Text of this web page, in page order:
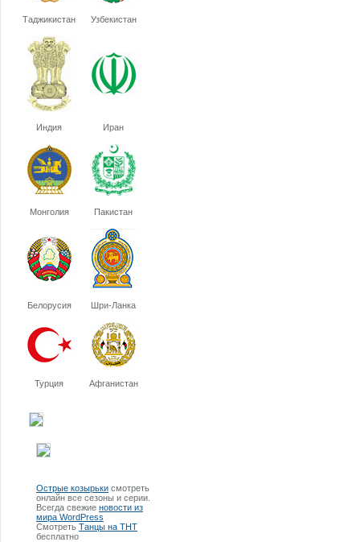
Таджикистан Узбекистан
Индия Иран
Монголия Пакистан
Белорусия Шри-Ланка
Турция Афганистан
Острые козырьки смотреть
онлайн все сезоны и серии.
Всегда свежие новости из
мира WordPress
Смотреть Танцы на ТНТ
бесплатно